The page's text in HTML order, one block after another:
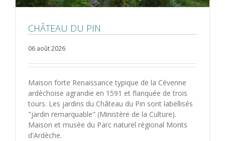
CHÂTEAU DU PIN
06 août 2026
Maison forte Renaissance typique de la Cévenne
ardéchoise agrandie en 1591 et flanquée de trois
tours. Les jardins du Château du Pin sont labellisés
"jardin remarquable" (Ministère de la Culture).
Maison et musée du Parc naturel régional Monts
d'Ardèche.